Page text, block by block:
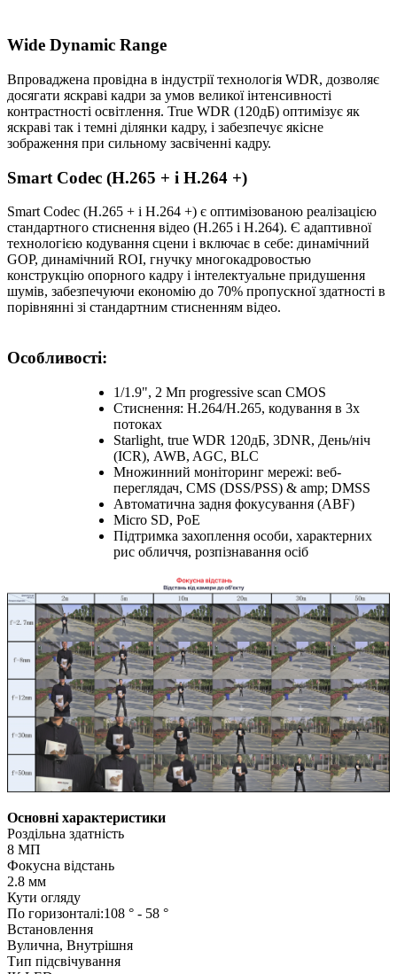
Wide Dynamic Range
Впроваджена провідна в індустрії технологія WDR, дозволяє
досягати яскраві кадри за умов великої інтенсивності
контрастності освітлення. True WDR (120дБ) оптимізує як
яскраві так і темні ділянки кадру, і забезпечує якісне
зображення при сильному засвіченні кадру.
Smart Codec (H.265 + і H.264 +)
Smart Codec (H.265 + і H.264 +) є оптимізованою реалізацією
стандартного стиснення відео (H.265 і H.264). Є адаптивної
технологією кодування сцени і включає в себе: динамічний
GOP, динамічний ROI, гнучку многокадровостью
конструкцію опорного кадру і інтелектуальне придушення
шумів, забезпечуючи економію до 70% пропускної здатності в
порівнянні зі стандартним стисненням відео.
Особливості:
1/1.9", 2 Мп progressive scan CMOS
Стиснення: H.264/H.265, кодування в 3х
потоках
Starlight, true WDR 120дБ, 3DNR, День/ніч
(ICR), AWB, AGC, BLC
Множинний моніторинг мережі: веб-
переглядач, CMS (DSS/PSS) & amp; DMSS
Автоматична задня фокусування (ABF)
Micro SD, PoE
Підтримка захоплення особи, характерних
рис обличчя, розпізнавання осіб
Основні характеристики
Роздільна здатність
8 МП
Фокусна відстань
2.8 мм
Кути огляду
По горизонталі:108 ° - 58 °
Встановлення
Вулична, Внутрішня
Тип підсвічування